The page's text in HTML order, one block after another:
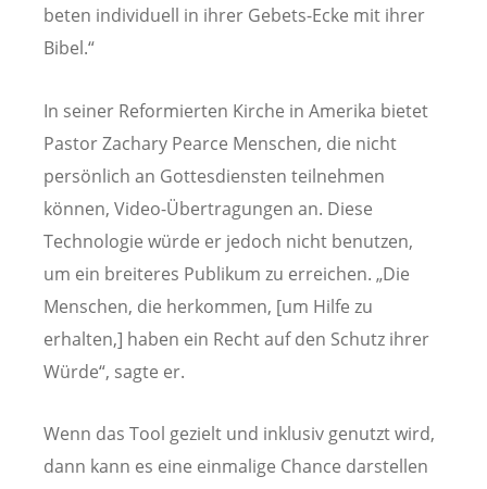
beten individuell in ihrer Gebets-Ecke mit ihrer
Bibel.“
In seiner Reformierten Kirche in Amerika bietet
Pastor Zachary Pearce Menschen, die nicht
persönlich an Gottesdiensten teilnehmen
können, Video-Übertragungen an. Diese
Technologie würde er jedoch nicht benutzen,
um ein breiteres Publikum zu erreichen. „Die
Menschen, die herkommen, [um Hilfe zu
erhalten,] haben ein Recht auf den Schutz ihrer
Würde“, sagte er.
Wenn das Tool gezielt und inklusiv genutzt wird,
dann kann es eine einmalige Chance darstellen